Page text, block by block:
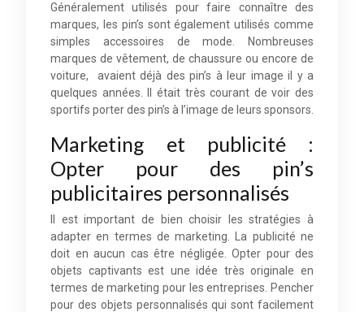
Généralement utilisés pour faire connaître des
marques, les pin’s sont également utilisés comme
simples accessoires de mode. Nombreuses
marques de vêtement, de chaussure ou encore de
voiture, avaient déjà des pin’s à leur image il y a
quelques années. Il était très courant de voir des
sportifs porter des pin’s à l’image de leurs sponsors.
Marketing et publicité :
Opter pour des pin’s
publicitaires personnalisés
Il est important de bien choisir les stratégies à
adapter en termes de marketing. La publicité ne
doit en aucun cas être négligée. Opter pour des
objets captivants est une idée très originale en
termes de marketing pour les entreprises. Pencher
pour des objets personnalisés qui sont facilement